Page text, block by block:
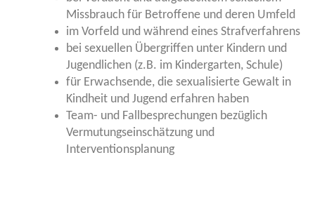
Missbrauch für Betroffene und deren Umfeld
im Vorfeld und während eines Strafverfahrens
bei sexuellen Übergriffen unter Kindern und
Jugendlichen (z.B. im Kindergarten, Schule)
für Erwachsende, die sexualisierte Gewalt in
Kindheit und Jugend erfahren haben
Team- und Fallbesprechungen bezüglich
Vermutungseinschätzung und
Interventionsplanung